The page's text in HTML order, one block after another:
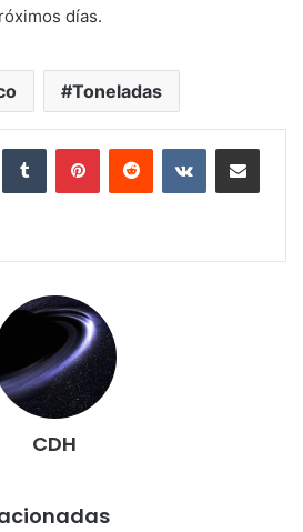
días.
Toneladas
Tumblr PinterestReddit VKontakteCompartir por
CDH